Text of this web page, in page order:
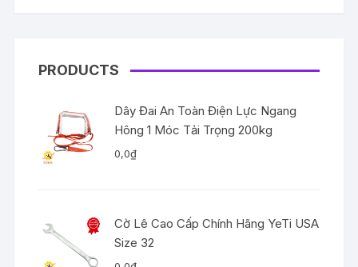
PRODUCTS
Dây Đai An Toàn Điện Lực Ngang
Hông 1 Móc Tải Trọng 200kg
0,0₫
Cờ Lê Cao Cấp Chính Hãng YeTi USA
Size 32